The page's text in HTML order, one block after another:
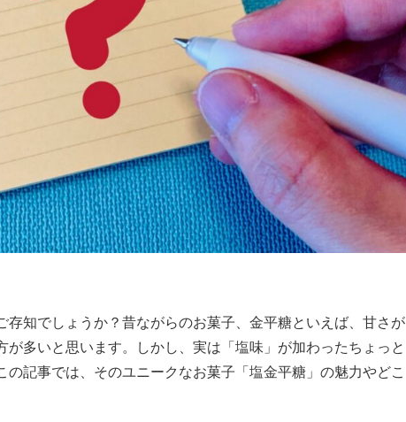
存知でしょうか？昔ながらのお菓子、金平糖といえば、甘さが
多いと思います。しかし、実は「塩味」が加わったちょっと
記事では、そのユニークなお菓子「塩金平糖」の魅力やどこ